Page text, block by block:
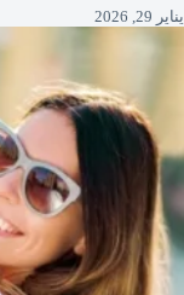
يناير 29, 2026